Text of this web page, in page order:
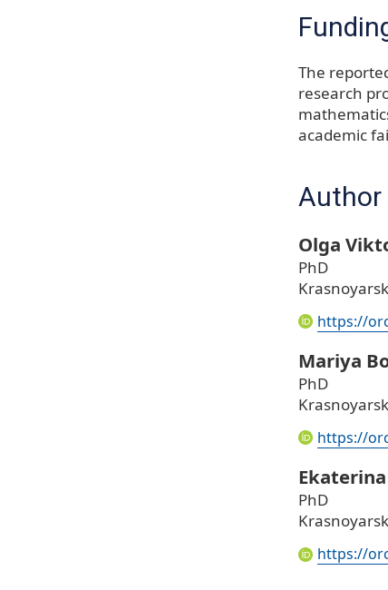
The
research
academic
Olga
PhD
https://
Mariya
PhD
https://
PhD
https://